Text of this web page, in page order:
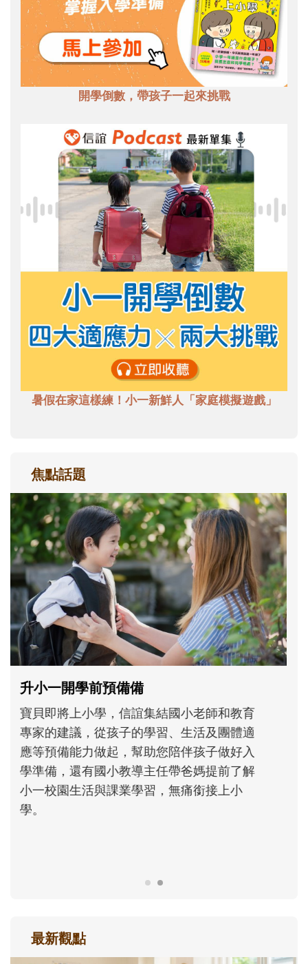
開學倒數，帶孩子一起來挑戰
暑假在家這樣練！小一新鮮人「家庭模擬遊戲」
焦點話題
和孩子一起長大的那個男人│讀懂父親的
不同模樣
沒有人天生就擅長當爸爸！男人總是在一次
次「前所未有」的體驗中，跟著孩子一起長
大。從給予安全感的肢體遊戲，到獨立自
主、角色認同及解決問題的能力養成。爸爸
正嘗試用不同的模樣，參與孩子每個重要的
最新觀點